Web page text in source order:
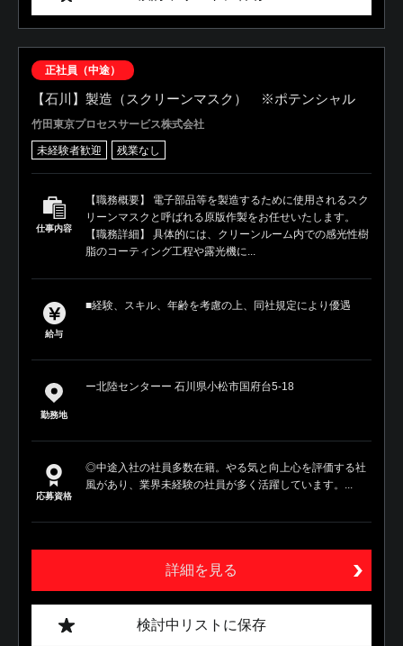
正社員（中途）
【石川】製造（スクリーンマスク） ※ポテンシャル
竹田東京プロセスサービス株式会社
未経験者歓迎 残業なし
仕事内容
【職務概要】 電子部品等を製造するために使用されるスク
リーンマスクと呼ばれる原版作製をお任せいたします。
【職務詳細】 具体的には、クリーンルーム内での感光性樹
脂のコーティング工程や露光機に...
給与
■経験、スキル、年齢を考慮の上、同社規定により優遇
勤務地
ー北陸センターー 石川県小松市国府台5-18
応募資格
◎中途入社の社員多数在籍。やる気と向上心を評価する社
風があり、業界未経験の社員が多く活躍しています。...
詳細を見る
検討中リストに保存